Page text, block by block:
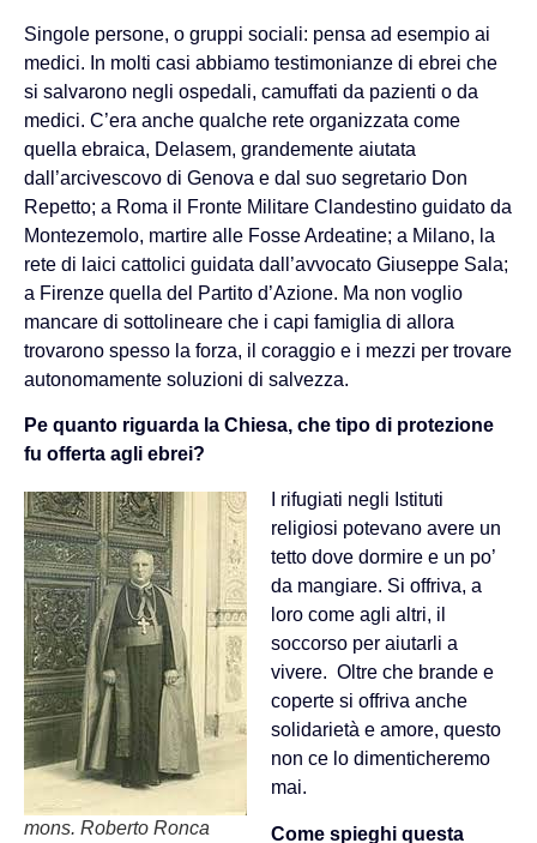
Singole persone, o gruppi sociali: pensa ad esempio ai
medici. In molti casi abbiamo testimonianze di ebrei che
si salvarono negli ospedali, camuffati da pazienti o da
medici. C’era anche qualche rete organizzata come
quella ebraica, Delasem, grandemente aiutata
dall’arcivescovo di Genova e dal suo segretario Don
Repetto; a Roma il Fronte Militare Clandestino guidato da
Montezemolo, martire alle Fosse Ardeatine; a Milano, la
rete di laici cattolici guidata dall’avvocato Giuseppe Sala;
a Firenze quella del Partito d’Azione. Ma non voglio
mancare di sottolineare che i capi famiglia di allora
trovarono spesso la forza, il coraggio e i mezzi per trovare
autonomamente soluzioni di salvezza.
Pe quanto riguarda la Chiesa, che tipo di protezione
fu offerta agli ebrei?
mons. Roberto Ronca
I rifugiati negli Istituti
religiosi potevano avere un
tetto dove dormire e un po’
da mangiare. Si offriva, a
loro come agli altri, il
soccorso per aiutarli a
vivere. Oltre che brande e
coperte si offriva anche
solidarietà e amore, questo
non ce lo dimenticheremo
mai.
Come spieghi questa